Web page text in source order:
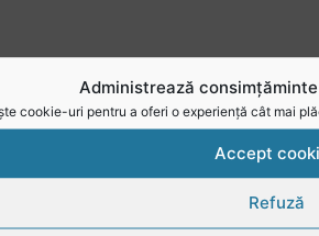
Administrează
cookie-uri pentru a oferi o experiență cât mai
Accept
Refuză